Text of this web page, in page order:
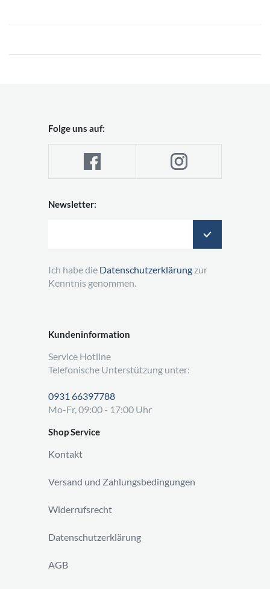
Kundeninformation
Service Hotline
Telefonische Unterstützung unter:
0931 66397788
Mo-Fr, 09:00 - 17:00 Uhr
Shop Service
Kontakt
Versand und Zahlungsbedingungen
Widerrufsrecht
Datenschutzerklärung
AGB
Folge uns auf:
Newsletter:
Ich habe die Datenschutzerklärung zur
Kenntnis genommen.